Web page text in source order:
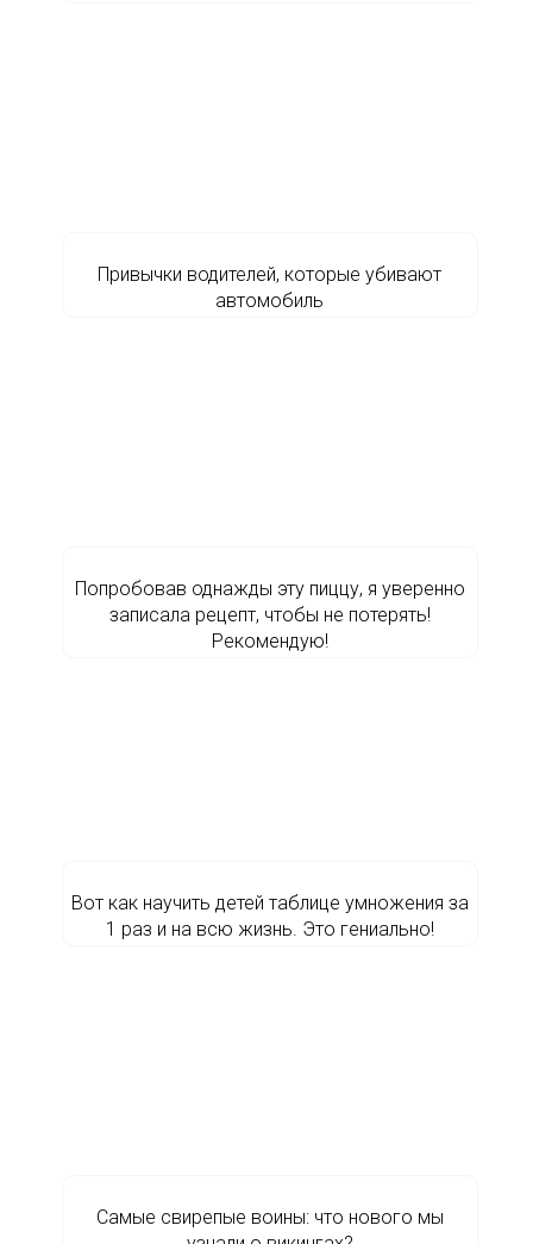
Привычки водителей, которые убивают
автомобиль
Попробовав однажды эту пиццу, я уверенно
записала рецепт, чтобы не потерять!
Рекомендую!
Вот как научить детей таблице умножения за
1 раз и на всю жизнь. Это гениально!
Самые свирепые воины: что нового мы